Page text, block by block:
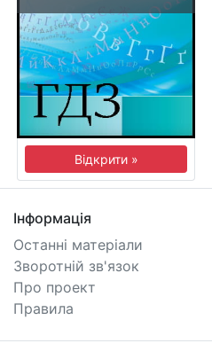
Відкрити »
Інформація
Останні матеріали
Зворотній зв'язок
Про проект
Правила